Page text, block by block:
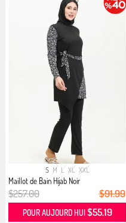
S M L XL XXL
Maillot de Bain Hijab Noir
$257.00 $91.99
POUR AUJOURD HUI $55.19